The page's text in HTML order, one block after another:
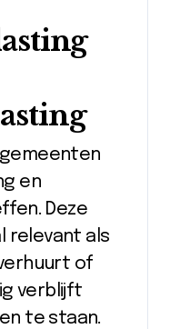
gemeenten
en
Deze
relevant als
of
verblijft
te staan.